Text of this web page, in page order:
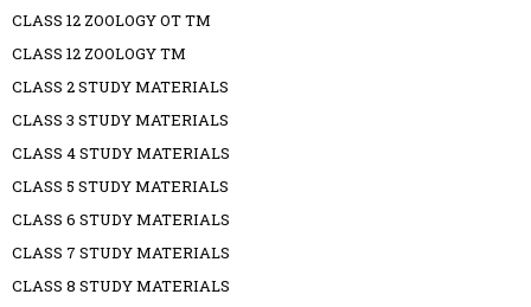
CLASS 12 ZOOLOGY OT TM
CLASS 12 ZOOLOGY TM
CLASS 2 STUDY MATERIALS
CLASS 3 STUDY MATERIALS
CLASS 4 STUDY MATERIALS
CLASS 5 STUDY MATERIALS
CLASS 6 STUDY MATERIALS
CLASS 7 STUDY MATERIALS
CLASS 8 STUDY MATERIALS